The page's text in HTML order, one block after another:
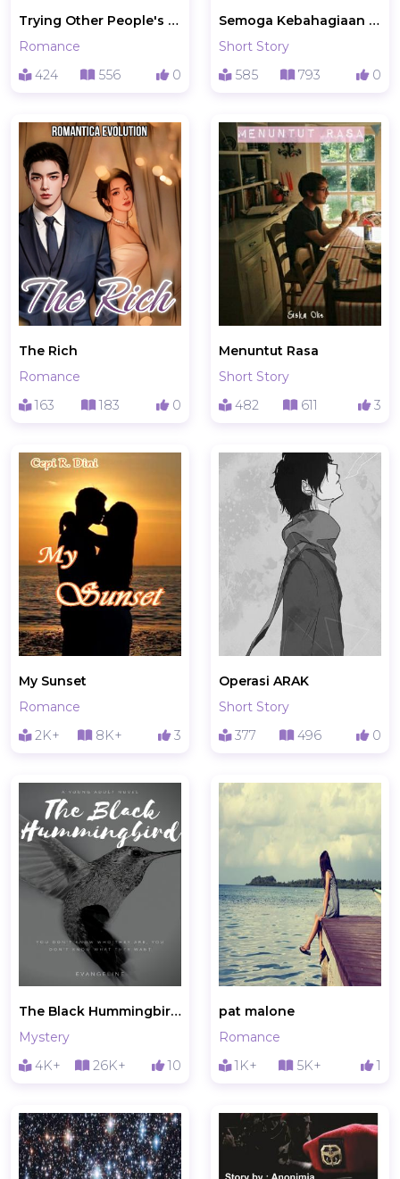
Trying Other People's World
Romance
424
556 0
Semoga Kebahagiaan Senantiasa Tercurah Padamu,Kasi
Short Story
585
793 0
The Rich
Romance
163
183 0
Menuntut Rasa
Short Story
482
611 3
My Sunset
Romance
2K+
8K+ 3
Operasi ARAK
Short Story
377
496 0
The Black Hummingbird [PUBLISHING IN PROCESS]
Mystery
4K+
26K+ 10
pat malone
Romance
1K+
5K+ 1